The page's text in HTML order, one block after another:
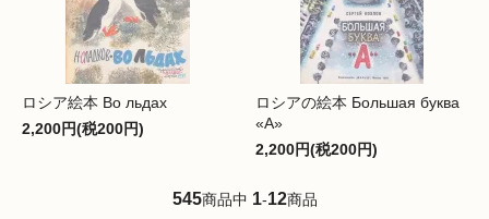
ロシア絵本 Во льдах
2,200円(税200円)
ロシアの絵本 Большая буква
«А»
2,200円(税200円)
545商品中 1-12商品